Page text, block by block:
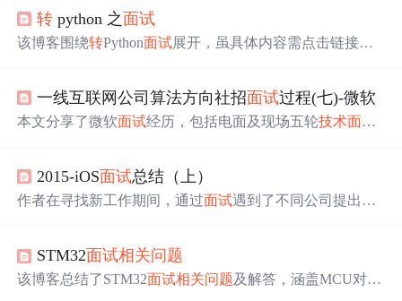
特性、字符串 转整数等内容，还包含
写题。
转 python 之面试
该博客围绕转Python面试展开，虽具体内容需点击链接查
一线互联网公司算法方向社招面试过程(七)-微软
本文分享了微软面试经历，包括电面及现场五轮技术面试
供了LeetCode上的相关题目链接。
2015-iOS面试总结（上）
作者在寻找新工作期间，通过面试遇到了不同公司提出的
转 整形的方法、UITableViewCell复用原理、UIScrollView中
Inset和Offset的区别以及字典和数值的深度复制问题，并提
STM32面试相关问题
该博客总结了STM32面试相关问题及解答，涵盖MCU对